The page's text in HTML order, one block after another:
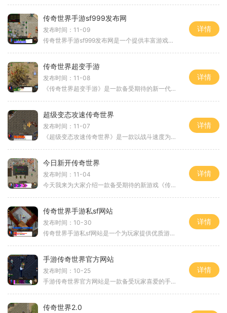
传奇世界手游sf999发布网
发布时间：11-09
传奇世界手游sf999发布网是一个提供丰富游戏资源和服务的平台，为广大玩家提供了一个畅快游戏的空间。无论你是新手还是老玩家，这里都能带给你不一样的游戏体验。传奇世界手游
详情
传奇世界超变手游
发布时间：11-08
《传奇世界超变手游》是一款备受期待的新一代传奇系列手游，游戏中融入了传奇世界的经典玩法，同时又加入了许多创新的元素，为玩家带来了全新的游戏体验。《传奇世界超变手游
详情
超级变态攻速传奇世界
发布时间：11-07
《超级变态攻速传奇世界》是一款以战斗速度为主题的中文奇幻角色扮演游戏。在这个游戏中，你将迎接无与伦比的快速战斗体验，享受刺激的副本挑战，感受超高攻速的极致快感。让
详情
今日新开传奇世界
发布时间：11-04
今天我来为大家介绍一款备受期待的新游戏《传奇世界》。这是一款传奇题材的角色扮演游戏，由著名游戏开发公司研发制作的。在这款游戏中，玩家将进入一个神秘的虚拟世界，扮演
详情
传奇世界手游私sf网站
发布时间：10-30
传奇世界手游私sf网站是一个为玩家提供优质游戏体验的私有服务器网站。作为传奇世界手游的专属平台，它为玩家呈现了一个全新的游戏世界，旨在让玩家们尽情畅游于游戏的乐趣中。
详情
手游传奇世界官方网站
发布时间：10-25
手游传奇世界官方网站是一款备受玩家喜爱的手机游戏，不仅拥有精美的画面和令人惊叹的音效，还提供了丰富多样的玩法，使玩家们沉浸在一个充满刺激和冒险的游戏世界中。在传奇
详情
传奇世界2.0